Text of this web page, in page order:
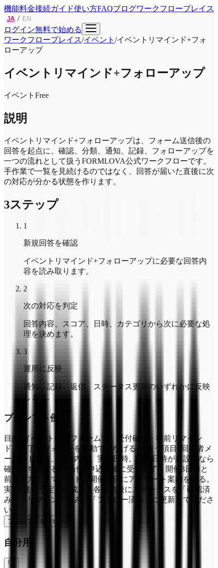
機能料金接続ガイド使い方FAQブログワークフロープレイス
JA / EN
ログイン無料で始める
ワークフロープレイス/イベント /イベントリマインド+フォ
ローアップ
イベントリマインド+フォローアップ
イベント Free
説明
イベントリマインド+フォローアップは、フォーム送信後の
回答を起点に、確認、分類、通知、記録、フォローアップを
一つの流れとして扱うFORMLOVA公式ワークフローです。
手作業で一覧を見続けるのではなく、回答が届いた直後に次
の対応が分かる状態を作ります。
3ステップ
1
新規回答を確認
イベントリマインド+フォローアップに必要な回答内
容を読み取ります。
2
次の対応を判定
回答内容、スコア、日時、カテゴリから次に必要な処
理を決めます。
3
運用に反映
通知、記録、返信、ステータス更新のいずれかに反映
します。
プロンプト例
目的: イベント申込フォームで、受付確認、事前リマイン
ド、終了後フォローを自動でつなげる。 使う項目: 回答者メ
ールアドレス、回答内容、実施日時。実施日時が未設定なら
確認待ちにする。 条件: 申込直後に受付完了、開催3日前と
前日夕方にリマインド、開催翌日にアンケート案内を送る。
実行: 送信予定を作成し、各送信後にステータスを「確認済
み」「リマインド済み」「フォロー済み」に更新してくださ
い。
プロンプトをコピー
自分用